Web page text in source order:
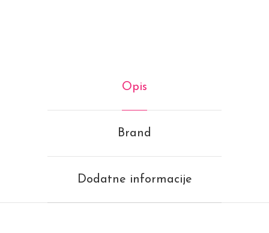
Opis
Brand
Dodatne informacije